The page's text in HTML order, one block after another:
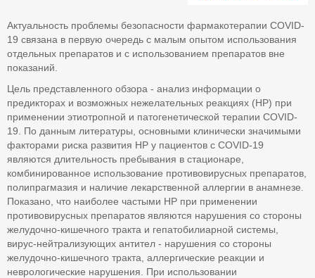
Актуальность проблемы безопасности фармакотерапии COVID-
19 связана в первую очередь с малым опытом использования
отдельных препаратов и с использованием препаратов вне
показаний.
Цель представленного обзора - анализ информации о
предикторах и возможных нежелательных реакциях (НР) при
применении этиотропной и патогенетической терапии COVID-
19. По данным литературы, основными клинически значимыми
факторами риска развития НР у пациентов с COVID-19
являются длительность пребывания в стационаре,
комбинированное использование противовирусных препаратов,
полипрагмазия и наличие лекарственной аллергии в анамнезе.
Показано, что наиболее частыми НР при применении
противовирусных препаратов являются нарушения со стороны
желудочно-кишечного тракта и гепатобилиарной системы,
вирус-нейтрализующих антител - нарушения со стороны
желудочно-кишечного тракта, аллергические реакции и
неврологические нарушения. При использовании